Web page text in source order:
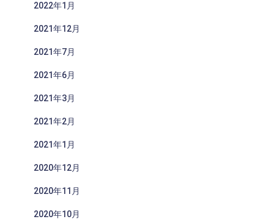
2022年1月
2021年12月
2021年7月
2021年6月
2021年3月
2021年2月
2021年1月
2020年12月
2020年11月
2020年10月